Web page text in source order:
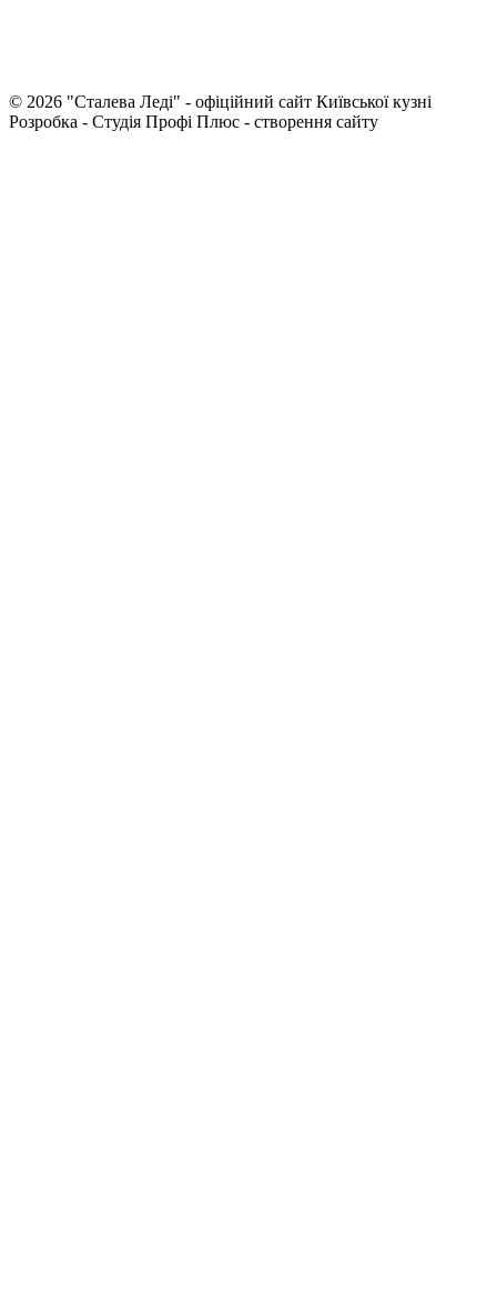
© 2026 "Сталева Леді" - офіційний сайт Київської кузні
Розробка - Студія Профі Плюс - створення сайту